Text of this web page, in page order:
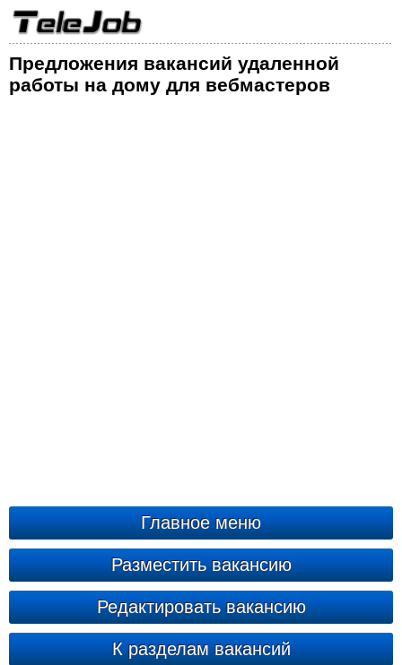
Предложения вакансий удаленной
работы на дому для вебмастеров
Главное меню
Разместить вакансию
Редактировать вакансию
К разделам вакансий